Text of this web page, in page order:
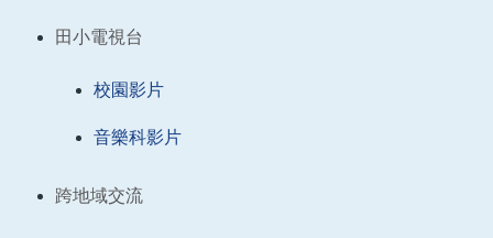
田小電視台
校園影片
音樂科影片
跨地域交流